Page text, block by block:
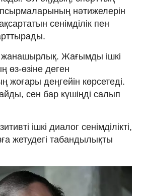
нәтижелерін
сенімділік пен
жанашырлық. Жағымды ішкі
өз-өзіне деген
жоғары деңгейін көрсетеді.
сен бар күшіңді салып
ішкі диалог сенімділікті,
жетудегі табандылықты